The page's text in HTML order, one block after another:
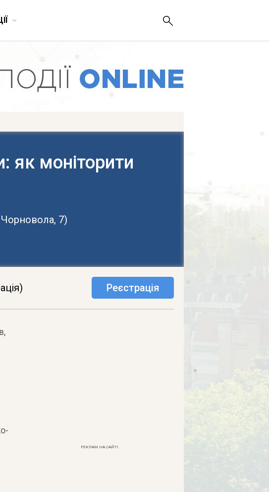
як моніторити
Чорновола, 7)
Реєстрація
РЕКЛАМ НА САЙТІ